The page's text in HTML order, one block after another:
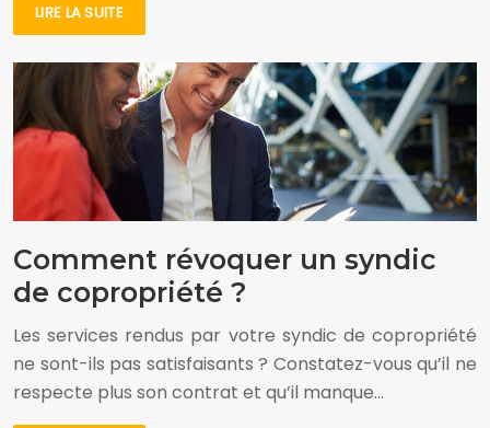
LIRE LA SUITE
Comment révoquer un syndic
de copropriété ?
Les services rendus par votre syndic de copropriété
ne sont-ils pas satisfaisants ? Constatez-vous qu’il ne
respecte plus son contrat et qu’il manque…